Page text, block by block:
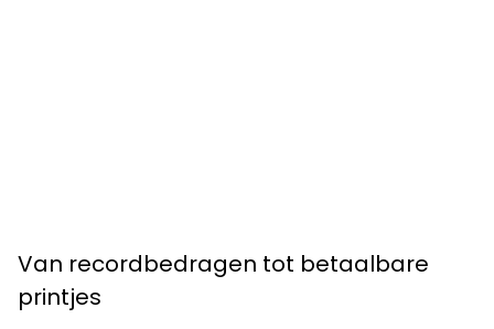
Van recordbedragen tot betaalbare
printjes